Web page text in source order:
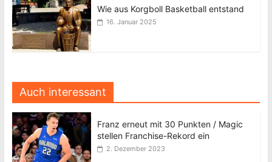
Wie aus Korgboll Basketball entstand
16. Januar 2025
Auch interessant
Franz erneut mit 30 Punkten / Magic
stellen Franchise-Rekord ein
2. Dezember 2023